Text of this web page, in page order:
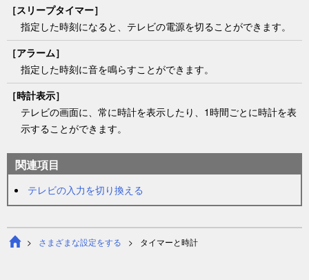
［スリープタイマー］
指定した時刻になると、テレビの電源を切ることができます。
［アラーム］
指定した時刻に音を鳴らすことができます。
［時計表示］
テレビの画面に、常に時計を表示したり、1時間ごとに時計を表
示することができます。
関連項目
テレビの入力を切り換える
さまざまな設定をする タイマーと時計